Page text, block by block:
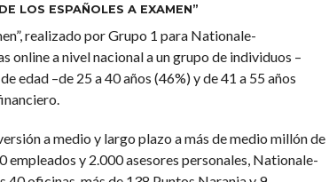
LOS ESPAÑOLES A EXAMEN”
realizado por Grupo 1 para Nationale-
online a nivel nacional a un grupo de individuos –
edad –de 25 a 40 años (46%) y de 41 a 55 años
a medio y largo plazo a más de medio millón de
empleados y 2.000 asesores personales, Nationale-